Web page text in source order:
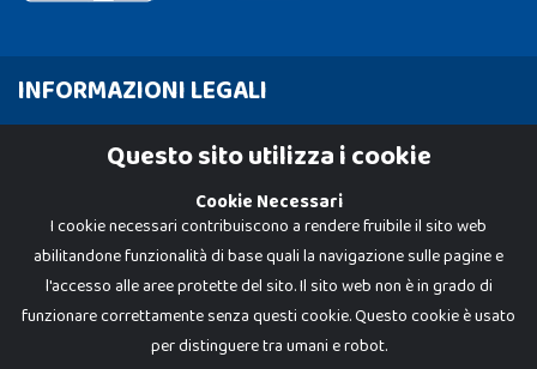
INFORMAZIONI LEGALI
Cookie PolicyQuesto sito utilizza i cookie
Cookie Necessari
I cookie necessari contribuiscono a rendere fruibile il sito web
abilitandone funzionalità di base quali la navigazione sulle pagine e
l'accesso alle aree protette del sito. Il sito web non è in grado di
funzionare correttamente senza questi cookie. Questo cookie è usato
per distinguere tra umani e robot.